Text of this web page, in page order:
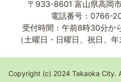
〒933-8601 富山県高岡
電話番号：0766-
受付時間：午前8時30分か
（土曜日・日曜日、祝日、年
Copyright (c) 2024 Takaoka City.